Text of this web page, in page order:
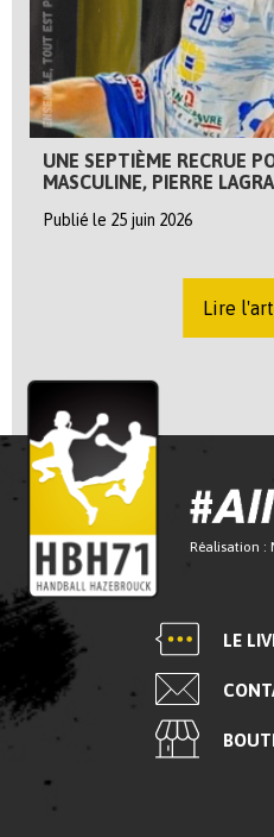
UNE SEPTIÈME RECRUE
MASCULINE, PIERRE
Publié le 25 juin 2026
Lire
Réalisation :
LE